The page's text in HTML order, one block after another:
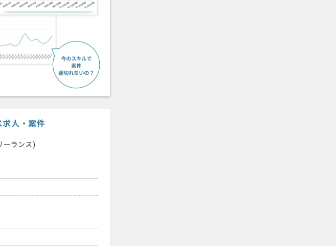
求人・案件
ーランス)